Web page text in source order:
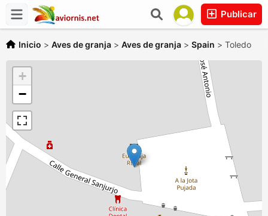
Publicar
Inicio > Aves de granja > Aves de granja > Spain > Toledo
+
−